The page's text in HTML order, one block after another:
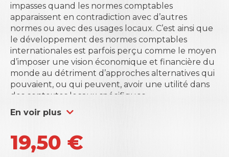
impasses quand les normes comptables
apparaissent en contradiction avec d’autres
normes ou avec des usages locaux. C’est ainsi que
le développement des normes comptables
internationales est parfois perçu comme le moyen
d’imposer une vision économique et financière du
monde au détriment d’approches alternatives qui
pouvaient, ou qui peuvent, avoir une utilité dans
des contextes locaux spécifiques.
Si les organisations sont des entités complexes
constituées à la fois des parties prenantes et des
alors l’information n’a plus pour seul objet de
réduire l’asymétrie d’information, elle a également
En voir plus
19,50 €